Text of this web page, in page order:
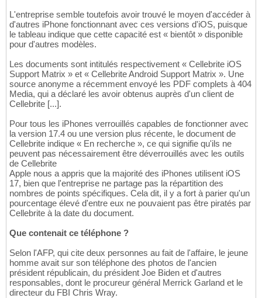
L'entreprise semble toutefois avoir trouvé le moyen d'accéder à
d'autres iPhone fonctionnant avec ces versions d'iOS, puisque
le tableau indique que cette capacité est « bientôt » disponible
pour d'autres modèles.
Les documents sont intitulés respectivement « Cellebrite iOS
Support Matrix » et « Cellebrite Android Support Matrix ». Une
source anonyme a récemment envoyé les PDF complets à 404
Media, qui a déclaré les avoir obtenus auprès d'un client de
Cellebrite [...].
Pour tous les iPhones verrouillés capables de fonctionner avec
la version 17.4 ou une version plus récente, le document de
Cellebrite indique « En recherche », ce qui signifie qu'ils ne
peuvent pas nécessairement être déverrouillés avec les outils
de Cellebrite
Apple nous a appris que la majorité des iPhones utilisent iOS
17, bien que l'entreprise ne partage pas la répartition des
nombres de points spécifiques. Cela dit, il y a fort à parier qu'un
pourcentage élevé d'entre eux ne pouvaient pas être piratés par
Cellebrite à la date du document.
Que contenait ce téléphone ?
Selon l'AFP, qui cite deux personnes au fait de l'affaire, le jeune
homme avait sur son téléphone des photos de l'ancien
président républicain, du président Joe Biden et d'autres
responsables, dont le procureur général Merrick Garland et le
directeur du FBI Chris Wray.